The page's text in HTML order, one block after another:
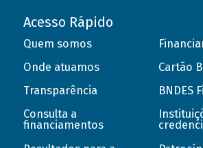
Acesso Rápido
Quem somos
Onde atuamos
Transparência
Consulta a
financiamentos
Cartão
BNDES